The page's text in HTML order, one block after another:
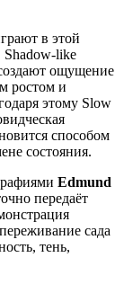
в этой
Shadow-like
ощущение
ростом и
этому Slow
способом
состояния.
Edmund
передаёт
сада
тень,